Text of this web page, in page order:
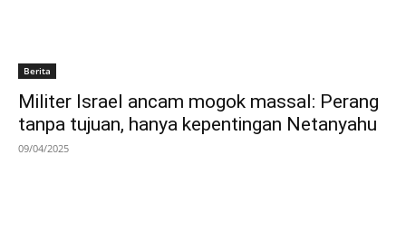
Berita
Militer Israel ancam mogok massal: Perang
tanpa tujuan, hanya kepentingan Netanyahu
09/04/2025